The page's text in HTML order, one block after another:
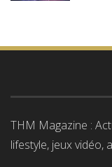
THM Magazine :
lifestyle, jeux vidéo,